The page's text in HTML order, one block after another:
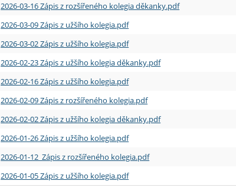
2026-03-16 Zápis z rozšířeného kolegia děkanky.pdf
2026-03-09 Zápis z užšího kolegia.pdf
2026-03-02 Zápis z užšího kolegia.pdf
2026-02-23 Zápis z užšího kolegia děkanky.pdf
2026-02-16 Zápis z užšího kolegia.pdf
2026-02-09 Zápis z rozšířeného kolegia.pdf
2026-02-02 Zápis z užšího kolegia děkanky.pdf
2026-01-26 Zápis z užšího kolegia.pdf
2026-01-12 Zápis z rozšířeného kolegia.pdf
2026-01-05 Zápis z užšího kolegia.pdf